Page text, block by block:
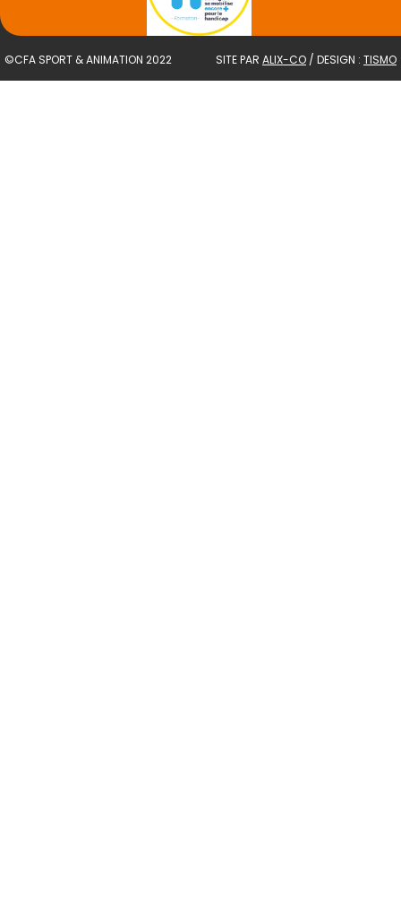
©CFA SPORT & ANIMATION 2022 SITE PAR ALIX-CO / DESIGN : TISMO